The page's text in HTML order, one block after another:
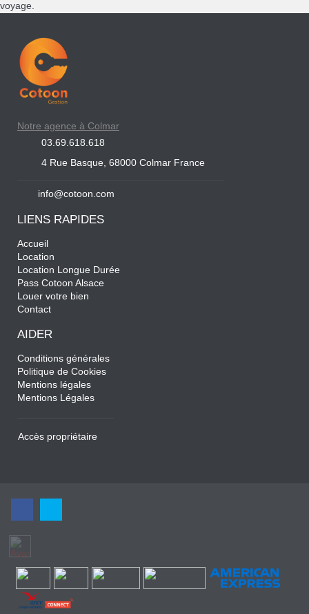
voyage.
Notre agence à Colmar
03.69.618.618
4 Rue Basque, 68000 Colmar France
info@cotoon.com
LIENS RAPIDES
Accueil
Location
Location Longue Durée
Pass Cotoon Alsace
Louer votre bien
Contact
AIDER
Conditions générales
Politique de Cookies
Mentions légales
Mentions Légales
Accès propriétaire